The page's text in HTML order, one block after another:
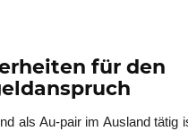
für den
als Au-pair im Ausland tätig